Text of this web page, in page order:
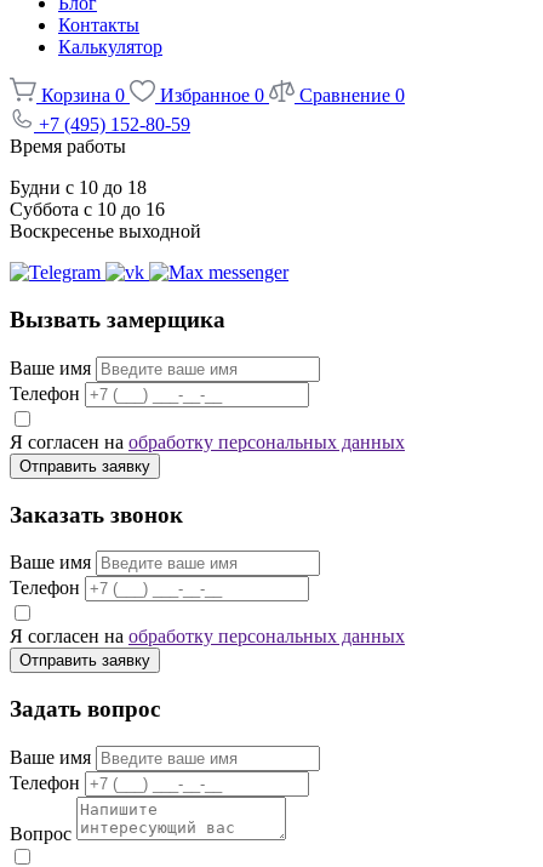
Контакты
Калькулятор
Корзина 0 Избранное 0 Сравнение 0
+7 (495) 152-80-59
Время работы
Будни с 10 до 18
Суббота с 10 до 16
Воскресенье выходной
Вызвать замерщика
Ваше имя
Телефон
Я согласен на обработку персональных данных
Отправить заявку
Заказать звонок
Ваше имя
Телефон
Я согласен на обработку персональных данных
Отправить заявку
Задать вопрос
Ваше имя
Телефон
Вопрос